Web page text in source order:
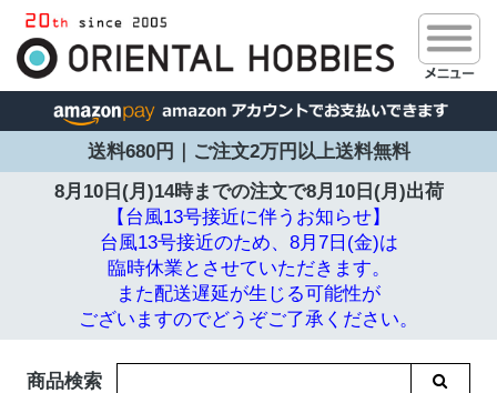
送料680円｜ご注文2万円以上送料無料
8月10日(月)14時までの注文で8月10日(月)出荷
【台風13号接近に伴うお知らせ】
台風13号接近のため、8月7日(金)は
臨時休業とさせていただきます。
また配送遅延が生じる可能性が
ございますのでどうぞご了承ください。
商品検索